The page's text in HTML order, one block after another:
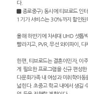
다.
종로중구) 동시에 티브로드 인
1기가 서비스는 30%까지 할인된
올해 하반기에 차세대 UHD 셋톱
빨라지고, PVR, 무선 와이파이,
한편, 티브로드는 결혼이민자, 이
게 필요한 프로그램을 신규 편성
다문화가족 내 여성과 미취학아
넓힌다. 초중고 학교 내에서 생길